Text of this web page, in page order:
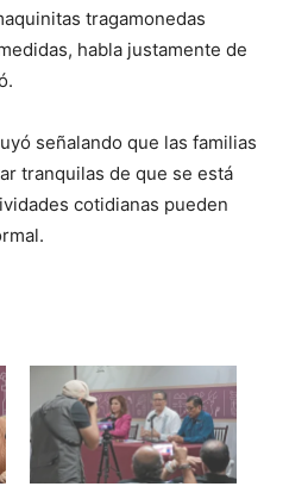
tragamonedas
habla justamente de
señalando que las familias
tranquilas de que se está
cotidianas pueden